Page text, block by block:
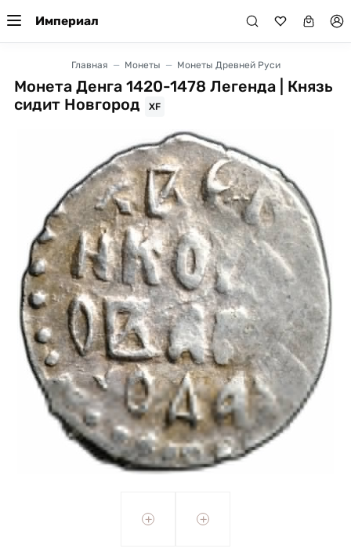
Империал
Главная Монеты Монеты Древней Руси
Монета Денга 1420-1478 Легенда | Князь
сидит Новгород
XF
+ +